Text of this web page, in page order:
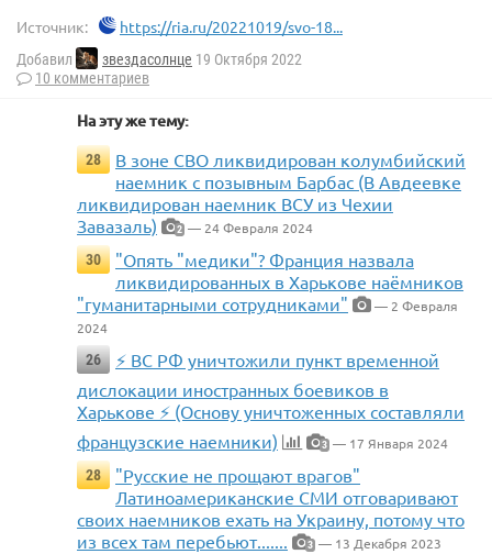
Источник: https://ria.ru/20221019/svo-18...
Добавил звездасолнце 19 Октября 2022
10 комментариев
На эту же тему:
28
В зоне СВО ликвидирован колумбийский
наемник с позывным Барбас (В Авдеевке
ликвидирован наемник ВСУ из Чехии
Завазаль)
2 — 24 Февраля 2024
30
"Опять "медики"? Франция назвала
ликвидированных в Харькове наёмников
"гуманитарными сотрудниками"
— 2 Февраля
2024
26
⚡️ ВС РФ уничтожили пункт временной
дислокации иностранных боевиков в
Харькове ⚡️ (Основу уничтоженных составляли
французские наемники)
3 — 17 Января 2024
28
"Русские не прощают врагов"
Латиноамериканские СМИ отговаривают
своих наемников ехать на Украину, потому что
из всех там перебьют.......
3 — 13 Декабря 2023